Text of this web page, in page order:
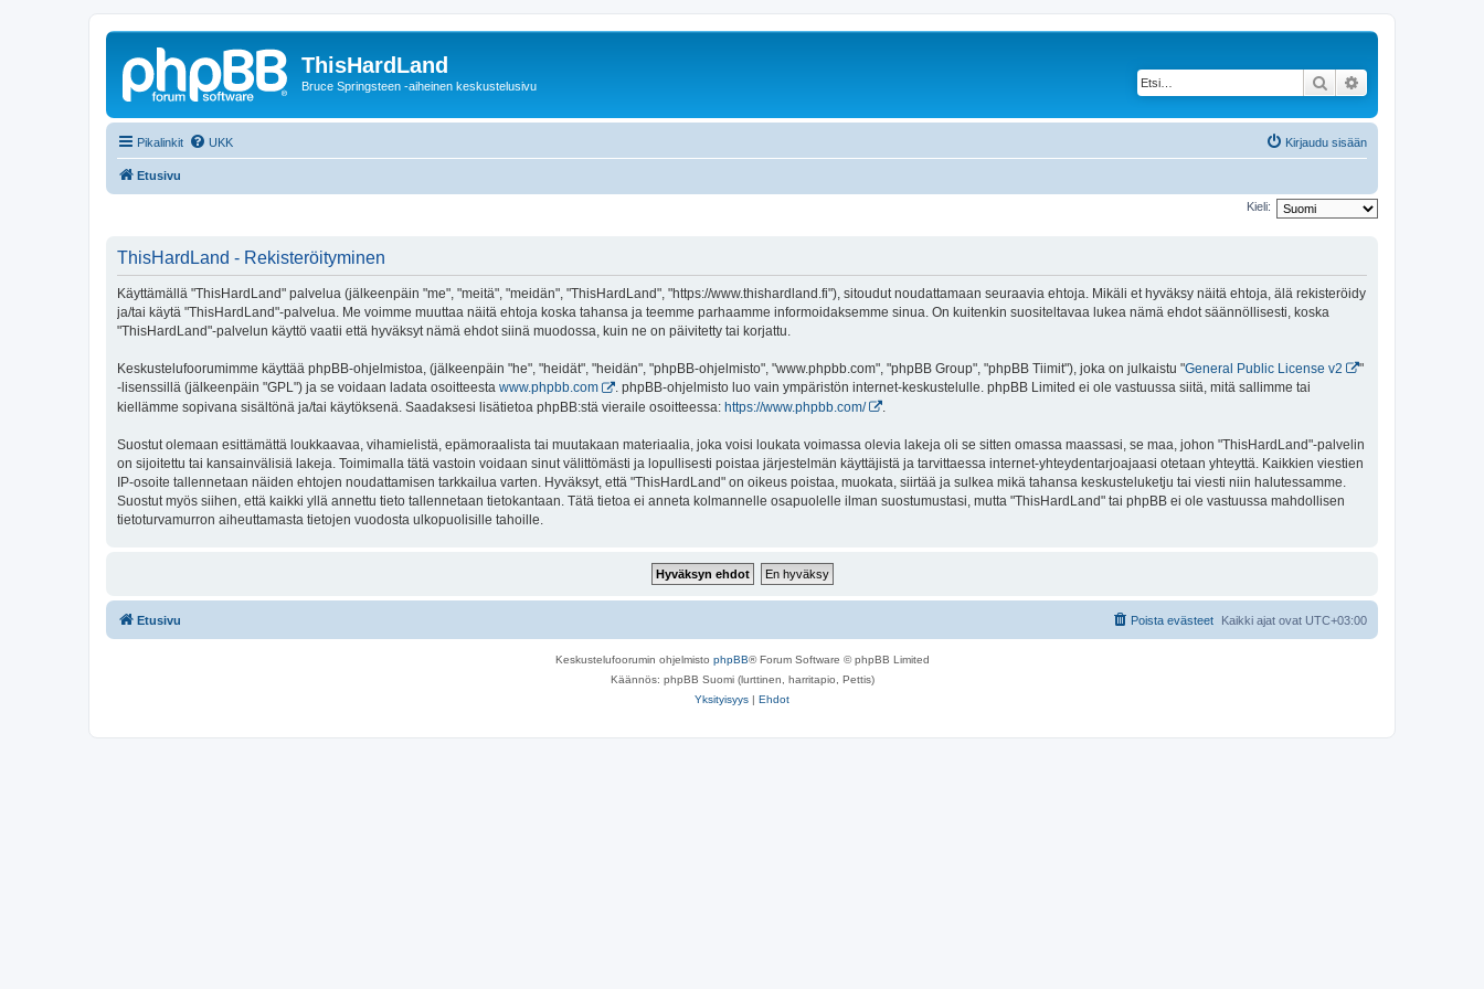
ThisHardLand
Bruce Springsteen -aiheinen keskustelusivu Etsi
Pikalinkit UKK Kirjaudu sisään
Etusivu
Kieli:
ThisHardLand - Rekisteröityminen
Käyttämällä "ThisHardLand" palvelua (jälkeenpäin "me", "meitä", "meidän", "ThisHardLand", "https://www.thishardland.fi"), sitoudut noudattamaan seuraavia ehtoja. Mikäli et hyväksy näitä ehtoja, älä rekisteröidy
ja/tai käytä "ThisHardLand"-palvelua. Me voimme muuttaa näitä ehtoja koska tahansa ja teemme parhaamme informoidaksemme sinua. On kuitenkin suositeltavaa lukea nämä ehdot säännöllisesti, koska
"ThisHardLand"-palvelun käyttö vaatii että hyväksyt nämä ehdot siinä muodossa, kuin ne on päivitetty tai korjattu.
Keskustelufoorumimme käyttää phpBB-ohjelmistoa, (jälkeenpäin "he", "heidät", "heidän", "phpBB-ohjelmisto", "www.phpbb.com", "phpBB Group", "phpBB Tiimit"), joka on julkaistu "General Public License v2
"
-lisenssillä (jälkeenpäin "GPL") ja se voidaan ladata osoitteesta www.phpbb.com
. phpBB-ohjelmisto luo vain ympäristön internet-keskustelulle. phpBB Limited ei ole vastuussa siitä, mitä sallimme tai
kiellämme sopivana sisältönä ja/tai käytöksenä. Saadaksesi lisätietoa phpBB:stä vieraile osoitteessa: https://www.phpbb.com/
Suostut olemaan esittämättä loukkaavaa, vihamielistä, epämoraalista tai muutakaan materiaalia, joka voisi loukata voimassa olevia lakeja oli se sitten omassa maassasi, se maa, johon "ThisHardLand"-palvelin
on sijoitettu tai kansainvälisiä lakeja. Toimimalla tätä vastoin voidaan sinut välittömästi ja lopullisesti poistaa järjestelmän käyttäjistä ja tarvittaessa internet-yhteydentarjoajaasi otetaan yhteyttä. Kaikkien viestien
IP-osoite tallennetaan näiden ehtojen noudattamisen tarkkailua varten. Hyväksyt, että "ThisHardLand" on oikeus poistaa, muokata, siirtää ja sulkea mikä tahansa keskusteluketju tai viesti niin halutessamme.
Suostut myös siihen, että kaikki yllä annettu tieto tallennetaan tietokantaan. Tätä tietoa ei anneta kolmannelle osapuolelle ilman suostumustasi, mutta "ThisHardLand" tai phpBB ei ole vastuussa mahdollisen
tietoturvamurron aiheuttamasta tietojen vuodosta ulkopuolisille tahoille.
Etusivu Kaikki ajat ovat UTC+03:00
Poista evästeet
Keskustelufoorumin ohjelmisto phpBB® Forum Software © phpBB Limited
Käännös: phpBB Suomi (lurttinen, harritapio, Pettis)
Yksityisyys | Ehdot